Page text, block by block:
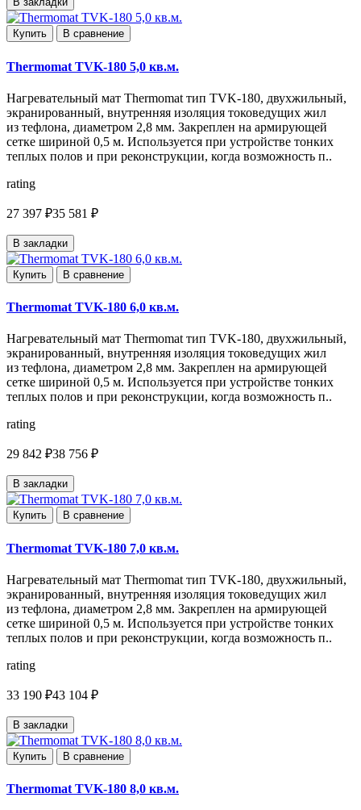
Купить В сравнение
Thermomat TVK-180 5,0 кв.м.
Нагревательный мат Thermomat тип TVK-180, двухжильный,
экранированный, внутренняя изоляция токоведущих жил
из тефлона, диаметром 2,8 мм. Закреплен на армирующей
сетке шириной 0,5 м. Используется при устройстве тонких
теплых полов и при реконструкции, когда возможность п..
rating
27 397 ₽35 581 ₽
В закладки
Купить В сравнение
Thermomat TVK-180 6,0 кв.м.
Нагревательный мат Thermomat тип TVK-180, двухжильный,
экранированный, внутренняя изоляция токоведущих жил
из тефлона, диаметром 2,8 мм. Закреплен на армирующей
сетке шириной 0,5 м. Используется при устройстве тонких
теплых полов и при реконструкции, когда возможность п..
rating
29 842 ₽38 756 ₽
В закладки
Купить В сравнение
Thermomat TVK-180 7,0 кв.м.
Нагревательный мат Thermomat тип TVK-180, двухжильный,
экранированный, внутренняя изоляция токоведущих жил
из тефлона, диаметром 2,8 мм. Закреплен на армирующей
сетке шириной 0,5 м. Используется при устройстве тонких
теплых полов и при реконструкции, когда возможность п..
rating
33 190 ₽43 104 ₽
В закладки
Купить В сравнение
Thermomat TVK-180 8,0 кв.м.